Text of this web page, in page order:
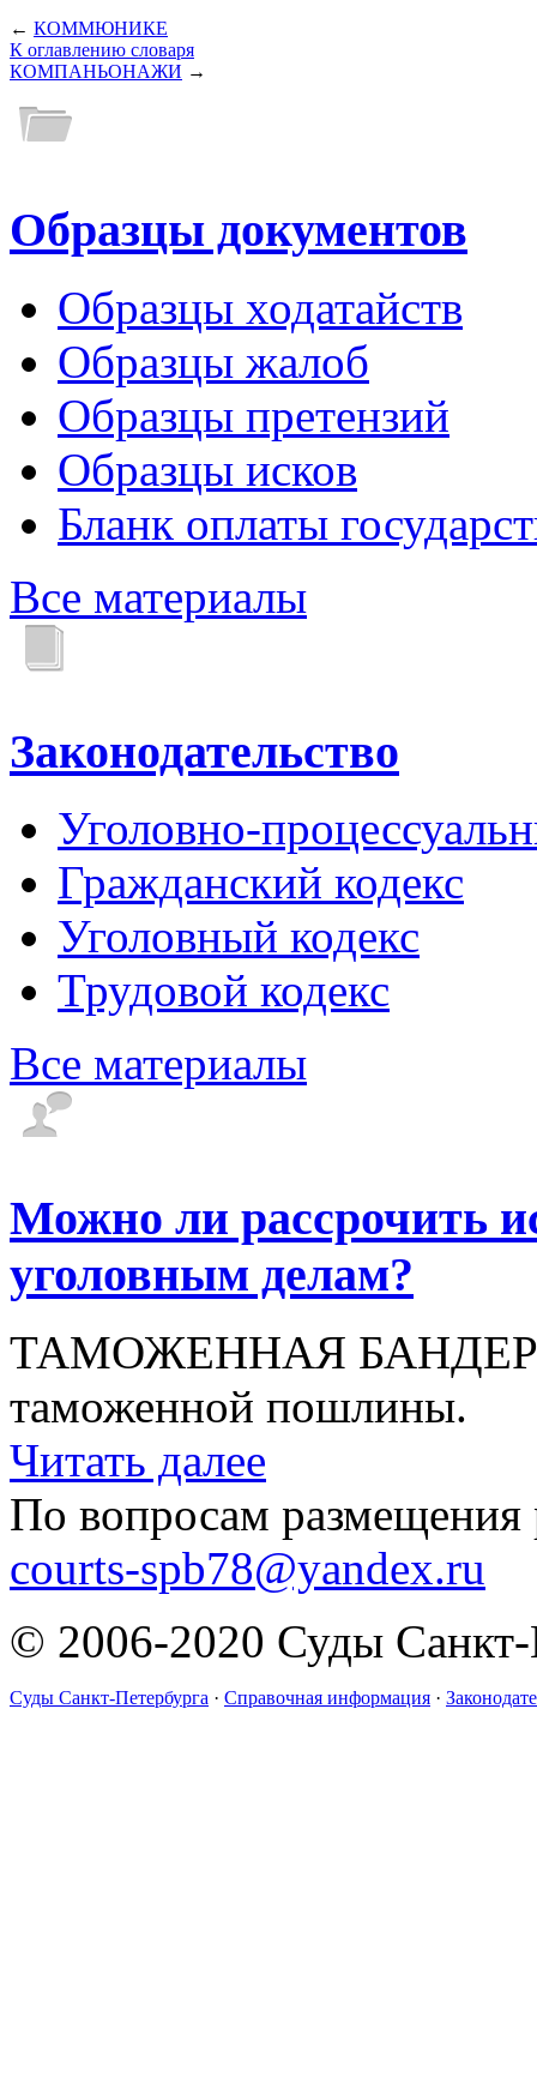
← КОММЮНИКЕ
К оглавлению словаря
КОМПАНЬОНАЖИ →
Образцы документов
Образцы ходатайств
Образцы жалоб
Образцы претензий
Образцы исков
Бланк оплаты
Все материалы
Законодательство
Уголовно-
Гражданский кодекс
Уголовный кодекс
Трудовой кодекс
Все материалы
Можно ли рассрочить
уголовным делам?
ТАМОЖЕННАЯ
таможенной пошлины.
Читать далее
По вопросам размещения
courts-spb78@yandex.ru
© 2006-2020 Суды Санкт-
Суды Санкт-Петербурга · Справочная информация ·